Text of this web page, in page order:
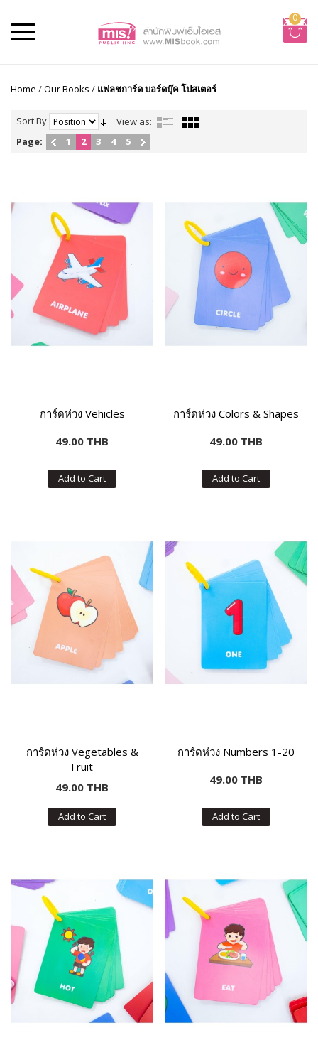
0
Home /Our Books / แฟลชการ์ด บอร์ดบุ๊ค โปสเตอร์
Sort By
View as:
Page:
1 2 3 4 5
การ์ดห่วง Vehicles
49.00 THB
Add to Cart
การ์ดห่วง Colors & Shapes
49.00 THB
Add to Cart
การ์ดห่วง Vegetables &
Fruit
49.00 THB
Add to Cart
การ์ดห่วง Numbers 1-20
49.00 THB
Add to Cart